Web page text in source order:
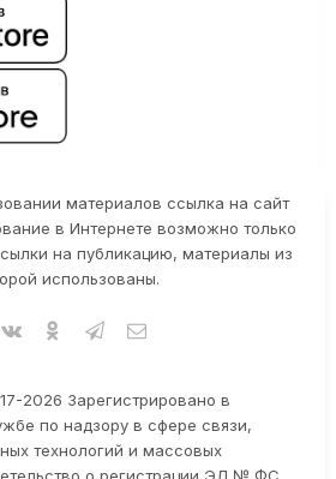
материалов ссылка на сайт
в Интернете возможно только
на публикацию, материалы из
использованы.
2026 Зарегистрировано в
по надзору в сфере связи,
технологий и массовых